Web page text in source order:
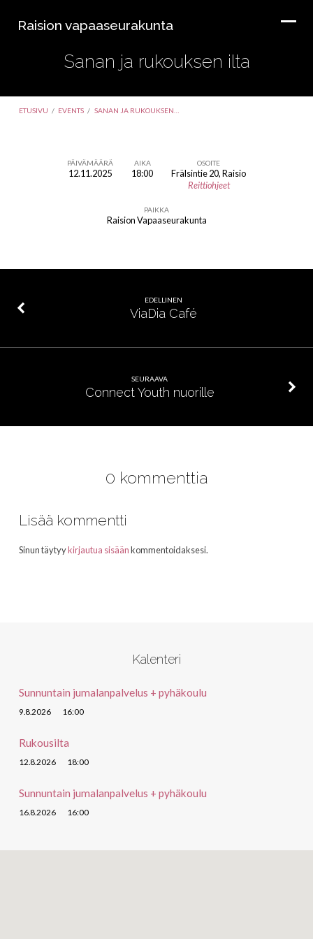
Raision vapaaseurakunta
Sanan ja rukouksen ilta
ETUSIVU / EVENTS / SANAN JA RUKOUKSEN…
PÄIVÄMÄÄRÄ
12.11.2025
AIKA
18:00
OSOITE
Frälsintie 20, Raisio
Reittiohjeet
PAIKKA
Raision Vapaaseurakunta
EDELLINEN
ViaDia Café
SEURAAVA
Connect Youth nuorille
0 kommenttia
Lisää kommentti
Sinun täytyykirjautua sisäänkommentoidaksesi.
Kalenteri
Sunnuntain jumalanpalvelus + pyhäkoulu
9.8.2026 16:00
Rukousilta
12.8.2026 18:00
Sunnuntain jumalanpalvelus + pyhäkoulu
16.8.2026 16:00